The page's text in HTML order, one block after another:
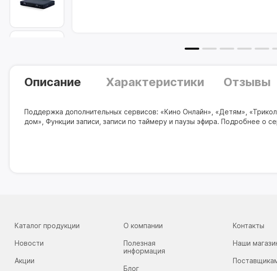
Описание
Поддержка дополнительных сервисов: «Кино Онлайн», «Детям»,
дом», Функции записи, записи по таймеру и паузы эфира. Подробнее о
Характеристики Отзывы
Каталог продукции
Новости
Акции
О компании
Полезная
информация
Блог
Контакты
Наши